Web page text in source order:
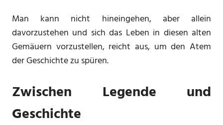
Man kann nicht hineingehen, aber allein
davorzustehen und sich das Leben in diesen alten
Gemäuern vorzustellen, reicht aus, um den Atem
der Geschichte zu spüren.
Zwischen Legende und
Geschichte